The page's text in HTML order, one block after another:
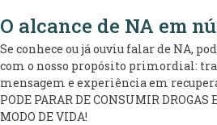
O alcance de NA em
Se conhece ou já ouviu falar de NA,
com o nosso propósito primordial:
mensagem e experiência em
PODE PARAR DE CONSUMIR
MODO DE VIDA!